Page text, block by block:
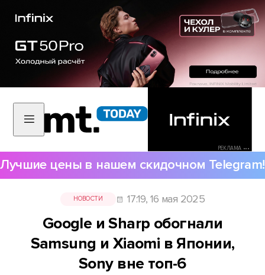
РЕКЛАМА •••
Лучшие цены в нашем скидочном Telegram!
НОВОСТИ 17:19, 16 мая 2025
Google и Sharp обогнали
Samsung и Xiaomi в Японии,
Sony вне топ-6